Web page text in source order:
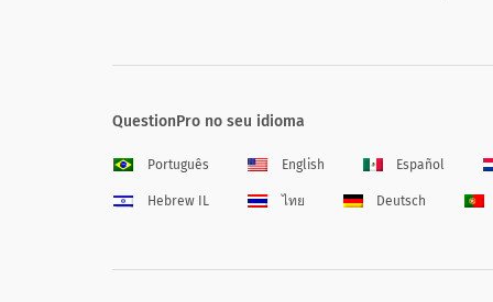
QuestionPro no seu idioma
Português English Español
Hebrew IL ไทย Deutsch